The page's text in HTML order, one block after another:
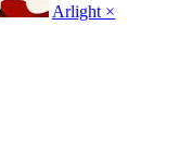
Arlight ×